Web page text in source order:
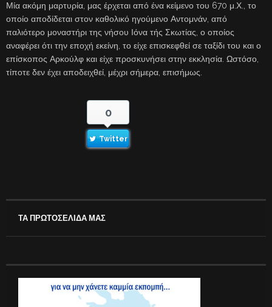
Μία ακόμη μαρτυρία, μας έρχεται από ένα κείμενο του 670 μ.Χ., το
οποίο αποδίδεται στον καθολικό ηγούμενο Αντομνάν, από
παλιότερο μοναστήρι της νήσου Ιόνα τής Σκωτίας, ο οποίος
αναφέρει ότι την εποχή εκείνη, το είχε επισκεφθεί σε ταξίδι του και ο
επίσκοπος Αρκούλφ και είχε προσκυνήσει στην εκκλησία. Ωστόσο,
τίποτε δεν έχει αποδειχθεί, μέχρι σήμερα, επισήμως.
0
Twitter
ΤΑ ΠΡΩΤΟΣΕΛΙΔΑ ΜΑΣ